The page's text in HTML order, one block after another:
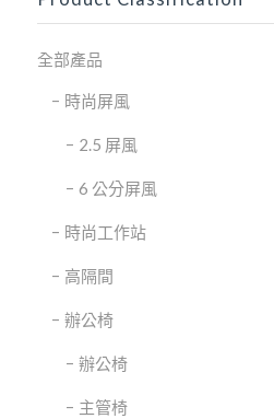
全部產品
時尚屏風
2.5 屏風
6 公分屏風
時尚工作站
高隔間
辦公椅
辦公椅
主管椅